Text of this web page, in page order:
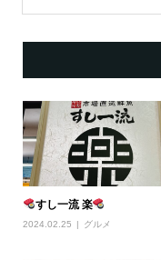
すし一流 楽
2024.02.25 グルメ